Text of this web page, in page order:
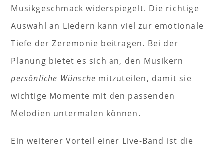
Musikgeschmack widerspiegelt. Die richtige
Auswahl an Liedern kann viel zur emotionale
Tiefe der Zeremonie beitragen. Bei der
Planung bietet es sich an, den Musikern
persönliche Wünsche mitzuteilen, damit sie
wichtige Momente mit den passenden
Melodien untermalen können.
Ein weiterer Vorteil einer Live-Band ist die